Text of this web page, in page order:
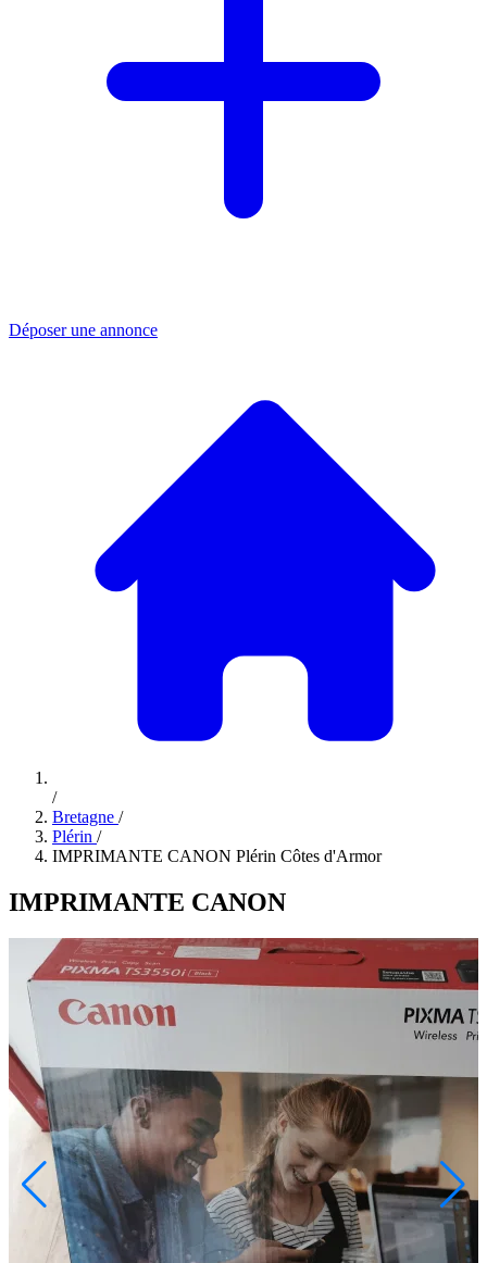
Déposer une annonce
/
Bretagne /
Plérin /
IMPRIMANTE CANON Plérin Côtes d'Armor
IMPRIMANTE CANON